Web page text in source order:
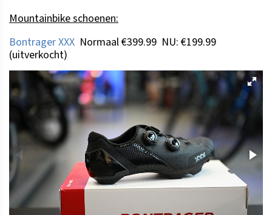
Mountainbike schoenen:
Bontrager XXX Normaal €399.99 NU: €199.99
(uitverkocht)